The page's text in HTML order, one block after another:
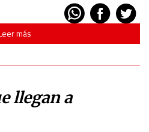
más
llegan a